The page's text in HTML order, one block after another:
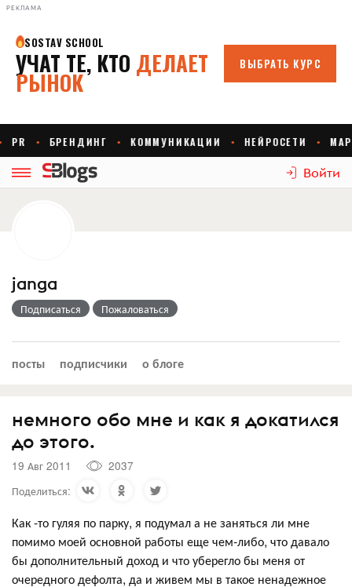
РЕКЛАМА
Войти
janga
Подписаться Пожаловаться
посты подписчики о блоге
немного обо мне и как я докатился
до этого.
19 Авг 2011
2037
Поделиться:
Как -то гуляя по парку, я подумал а не заняться ли мне
помимо моей основной работы еще чем-либо, что давало
бы дополнительный доход и что уберегло бы меня от
очередного дефолта, да и живем мы в такое ненадежное